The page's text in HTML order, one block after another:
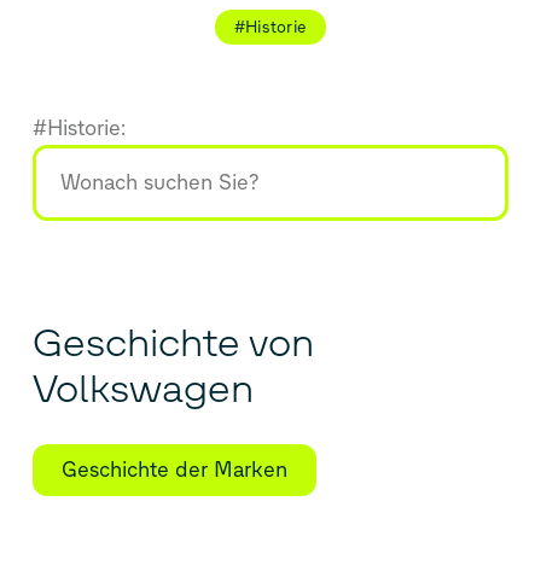
#Historie
#Historie:
Geschichte von
Volkswagen
Geschichte der Marken